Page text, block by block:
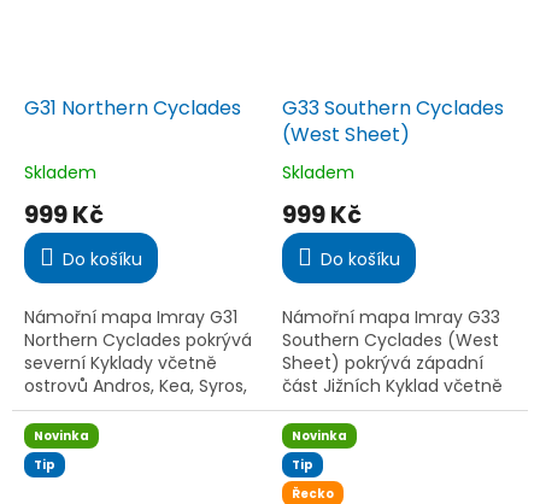
G31 Northern Cyclades
Průměrné
hodnocení
produktu
je
5,0
5
hvězdiček.
Skladem
999 Kč
Do košíku
Námořní mapa Imray G31
Northern Cyclades pokrývá
severní Kyklady včetně
ostrovů Andros, Kea, Syros,
Paros a Mykonos.
Aktualizace 2024,
nejnovější průzkumy,
voděodolný papír...
G33 Southern Cyclades
(West Sheet)
Průměrné
hodnocení
produktu
je
4,3
5
hvězdiček.
Skladem
999 Kč
Do košíku
Námořní mapa Imray G33
Southern Cyclades (West
Sheet) pokrývá západní
část Jižních Kyklad včetně
ostrovů Naxos, Serifos, Milos
a Kimolos. Aktualizace
2024, voděodolný papír...
Novinka
Tip
Novinka
Tip
Řecko